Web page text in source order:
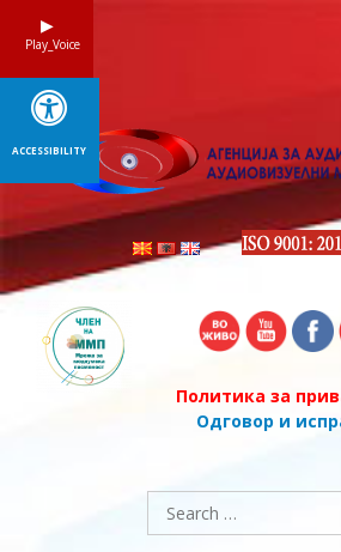
Политика за
Одговор и
Search
for:
Play_Voice
ACCESSIBILITY